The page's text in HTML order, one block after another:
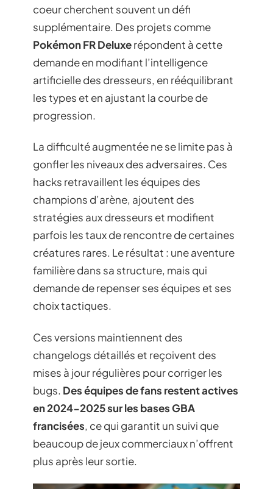
coeur cherchent souvent un défi
supplémentaire. Des projets comme
Pokémon FR Deluxerépondent à cette
demande en modifiant l’intelligence
artificielle des dresseurs, en rééquilibrant
les types et en ajustant la courbe de
progression.
La difficulté augmentée ne se limite pas à
gonfler les niveaux des adversaires. Ces
hacks retravaillent les équipes des
champions d’arène, ajoutent des
stratégies aux dresseurs et modifient
parfois les taux de rencontre de certaines
créatures rares. Le résultat : une aventure
familière dans sa structure, mais qui
demande de repenser ses équipes et ses
choix tactiques.
Ces versions maintiennent des
changelogs détaillés et reçoivent des
mises à jour régulières pour corriger les
bugs. Des équipes de fans restent actives
en 2024-2025 sur les bases GBA
francisées, ce qui garantit un suivi que
beaucoup de jeux commerciaux n’offrent
plus après leur sortie.